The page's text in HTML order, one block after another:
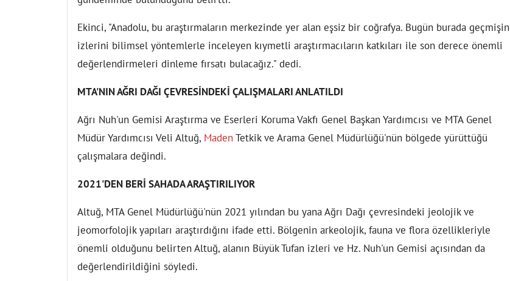
Ekinci, "Anadolu, bu araştırmaların merkezinde yer alan eşsiz bir coğrafya. Bugün burada geçmişin
izlerini bilimsel yöntemlerle inceleyen kıymetli araştırmacıların katkıları ile son derece önemli
değerlendirmeleri dinleme fırsatı bulacağız." dedi.
MTA'NIN AĞRI DAĞI ÇEVRESİNDEKİ ÇALIŞMALARI ANLATILDI
Ağrı Nuh'un Gemisi Araştırma ve Eserleri Koruma Vakfı Genel Başkan Yardımcısı ve MTA Genel
Müdür Yardımcısı Veli Altuğ, MadenTetkik ve Arama Genel Müdürlüğü'nün bölgede yürüttüğü
çalışmalara değindi.
2021'DEN BERİ SAHADA ARAŞTIRILIYOR
Altuğ, MTA Genel Müdürlüğü'nün 2021 yılından bu yana Ağrı Dağı çevresindeki jeolojik ve
jeomorfolojik yapıları araştırdığını ifade etti. Bölgenin arkeolojik, fauna ve flora özellikleriyle
önemli olduğunu belirten Altuğ, alanın Büyük Tufan izleri ve Hz. Nuh'un Gemisi açısından da
değerlendirildiğini söyledi.